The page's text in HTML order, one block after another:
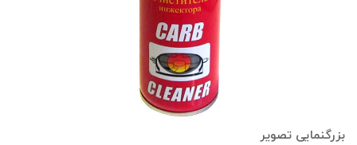
بزرگنمایی تصویر